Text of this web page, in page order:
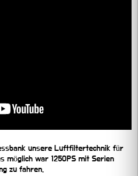
unsere Luftfiltertechnik für
möglich war 1250PS mit Serien
zu fahren.